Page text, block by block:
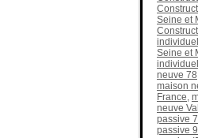
Seine et
Seine et
neuve 78
maison
France,
neuve
passive
passive